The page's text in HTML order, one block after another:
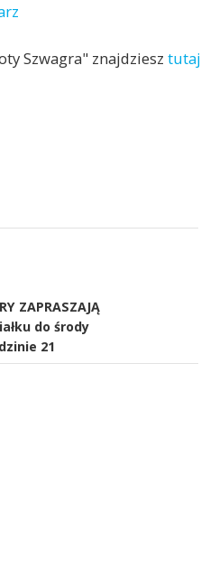
Szwagra" znajdziesz tutaj
ZAPRASZAJĄ
do środy
21